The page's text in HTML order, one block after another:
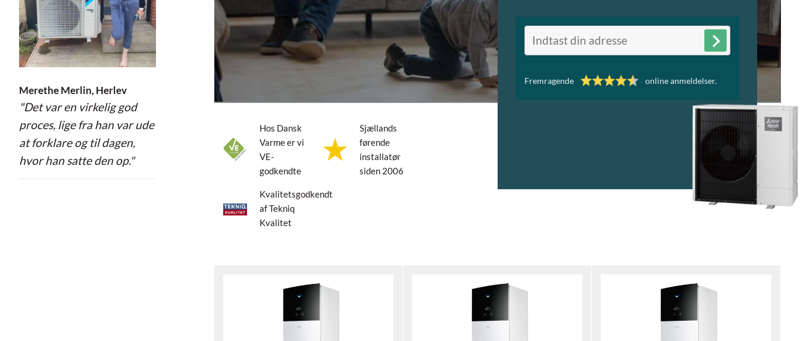
Merethe Merlin, Herlev
"Det var en virkelig god
proces, lige fra han var ude
at forklare og til dagen,
hvor han satte den op."
NÆSTE
Fremragende online anmeldelser.
Hos Dansk
Varme er vi
VE-
godkendte
Sjællands
førende
installatør
siden 2006
Kvalitetsgodkendt
af Tekniq
Kvalitet